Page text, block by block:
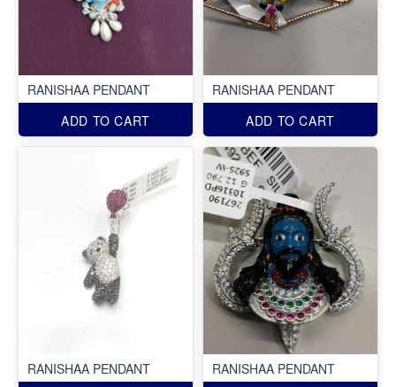
RANISHAA PENDANT
ADD TO CART
RANISHAA PENDANT
ADD TO CART
RANISHAA PENDANT RANISHAA PENDANT